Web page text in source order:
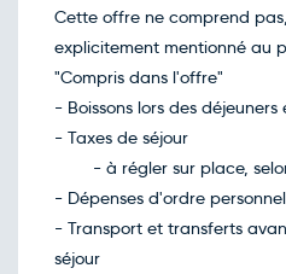
Cette offre ne comprend
explicitement mentionné au
"Compris dans l'offre"
- Boissons lors des
- Taxes de séjour
- à régler sur place,
- Dépenses d'ordre
- Transport et transferts
séjour